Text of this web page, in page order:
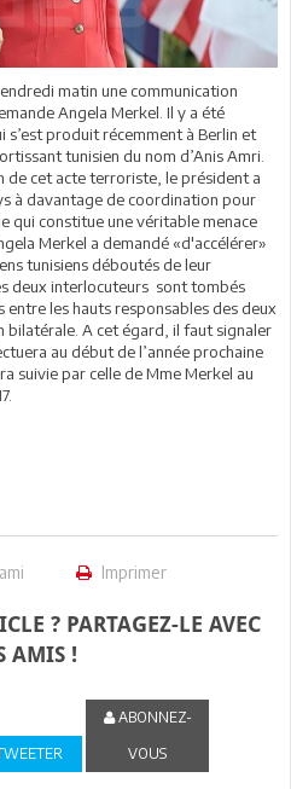
matin une communication
Angela Merkel. Il y a été
produit récemment à Berlin et
tunisien du nom d’Anis Amri.
de cet acte terroriste, le président a
à davantage de coordination pour
qui constitue une véritable menace
Merkel a demandé «d'accélérer»
tunisiens déboutés de leur
deux interlocuteurs sont tombés
entre les hauts responsables des deux
A cet égard, il faut signaler
au début de l’année prochaine
suivie par celle de Mme Merkel au
Imprimer
? PARTAGEZ-LE AVEC
AMIS !
ABONNEZ-
VOUS